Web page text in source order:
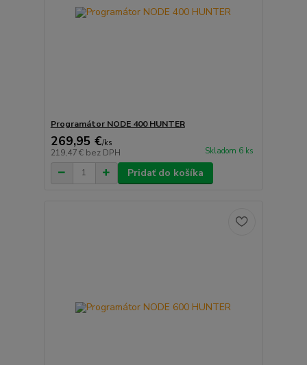
Programátor NODE 400 HUNTER
269,95 €/ks
219,47 € bez DPH Skladom 6 ks
Pridať do košíka